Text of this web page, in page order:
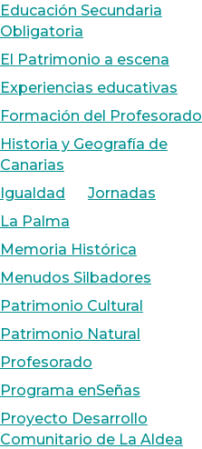
Educación Secundaria
Obligatoria
El Patrimonio a escena
Experiencias educativas
Formación del Profesorado
Historia y Geografía de
Canarias
Igualdad
Jornadas
La Palma
Memoria Histórica
Menudos Silbadores
Patrimonio Cultural
Patrimonio Natural
Profesorado
Programa enSeñas
Proyecto Desarrollo
Comunitario de La Aldea